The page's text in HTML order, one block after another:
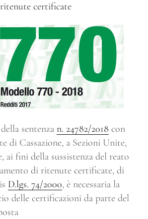
certificate
sentenza n. 24782/2018 con
di Cassazione, a Sezioni Unite,
ai fini della sussistenza del reato
di ritenute certificate, di
D.lgs. 74/2000, è necessaria la
delle certificazioni da parte del